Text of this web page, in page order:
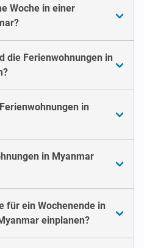
Woche in einer
die Ferienwohnungen in
in
in Myanmar
für ein Wochenende in
einplanen?